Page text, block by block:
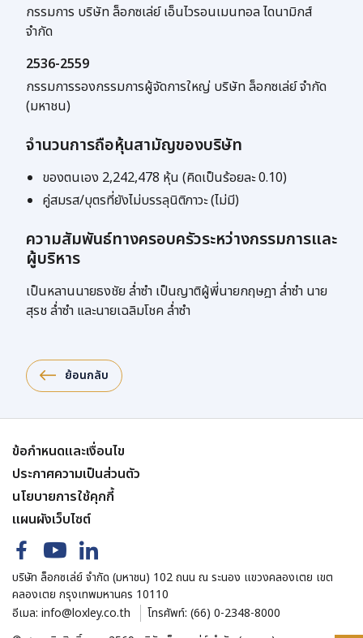
กรรมการ บริษัท ล็อกซเล่ย์ เอ็นไวรอนเมนทอล ไดนามิกส์
จำกัด
2536-2559
กรรมการรองกรรมการผู้จัดการใหญ่ บริษัท ล็อกซเล่ย์ จำกัด
(มหาชน)
จำนวนการถือหุ้นสามัญของบริษัท
ของตนเอง 2,242,478 หุ้น (คิดเป็นร้อยละ 0.10)
คู่สมรส/บุตรที่ยังไม่บรรลุนิติภาวะ (ไม่มี)
ความสัมพันธ์ทางครอบครัวระหว่างกรรมการและ
ผู้บริหาร
เป็นหลานนายธงชัย ล่ำซำ เป็นญาติผู้พี่นายกฤษฎา ล่ำซำ นาย
สุรช ล่ำซำ และนายเฉลิมโชค ล่ำซำ
ย้อนกลับ
ข้อกำหนดและเงื่อนไข
ประกาศความเป็นส่วนตัว
นโยบายการใช้คุกกี้
แผนผังเว็บไซต์
บริษัท ล็อกซเล่ย์ จำกัด (มหาชน) 102 ถนน ณ ระนอง แขวงคลองเตย เขต
คลองเตย กรุงเทพมหานคร 10110
อีเมล: info@loxley.co.th โทรศัพท์: (66) 0-2348-8000